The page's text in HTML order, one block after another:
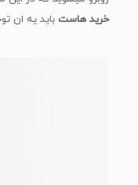
خرید هاست باید یه ان